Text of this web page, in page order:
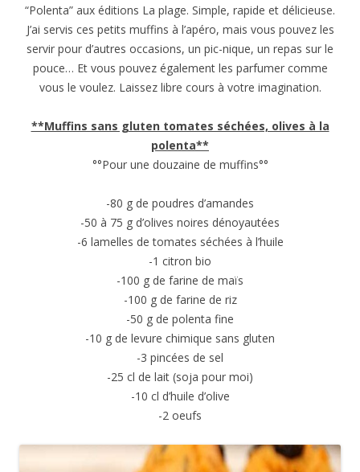
“Polenta” aux éditions La plage. Simple, rapide et délicieuse.
J’ai servis ces petits muffins à l’apéro, mais vous pouvez les
servir pour d’autres occasions, un pic-nique, un repas sur le
pouce… Et vous pouvez également les parfumer comme
vous le voulez. Laissez libre cours à votre imagination.
**Muffins sans gluten tomates séchées, olives à la
polenta**
°°Pour une douzaine de muffins°°
-80 g de poudres d’amandes
-50 à 75 g d’olives noires dénoyautées
-6 lamelles de tomates séchées à l’huile
-1 citron bio
-100 g de farine de maïs
-100 g de farine de riz
-50 g de polenta fine
-10 g de levure chimique sans gluten
-3 pincées de sel
-25 cl de lait (soja pour moi)
-10 cl d’huile d’olive
-2 oeufs